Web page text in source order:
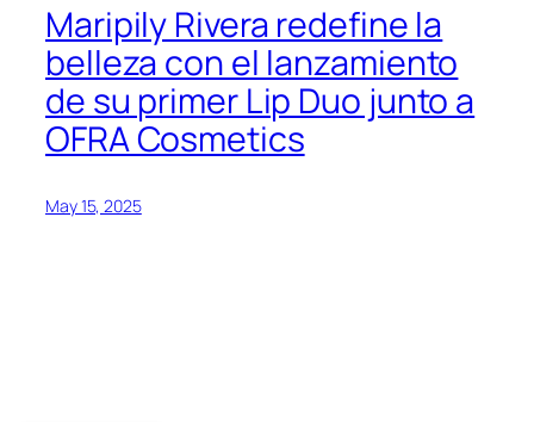
Maripily Rivera redefine la
belleza con el lanzamiento
de su primer Lip Duo junto a
OFRA Cosmetics
May 15, 2025